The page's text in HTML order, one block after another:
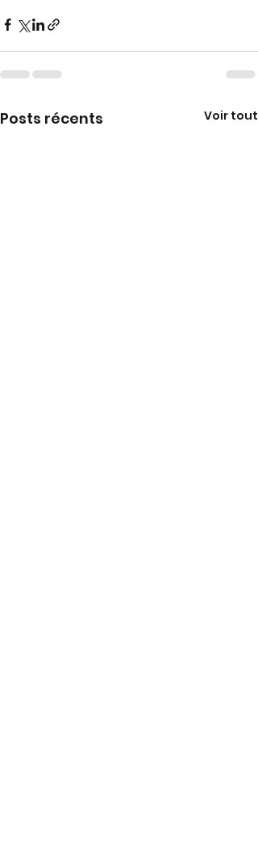
Posts récents Voir tout